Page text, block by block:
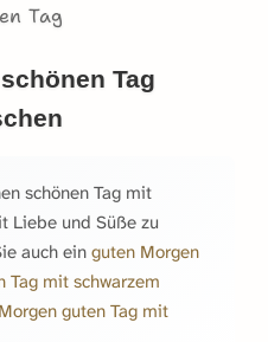
Tag
Tag
schönen Tag mit
Liebe und Süße zu
auch ein guten Morgen
Tag mit schwarzem
guten Tag mit